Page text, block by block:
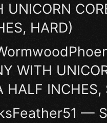
UNICORN
HARD)
WITH
HALF INCHES,
—